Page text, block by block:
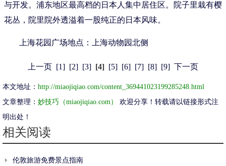
与开发。浦东地区最高档的日本人集中居住区。院子里栽有樱
花丛，院里院外透溢着一股纯正的日本风味。
上海花园广场地点：上海动物园北侧
上一页 [1] [2] [3] [4] [5] [6] [7] [8] [9] 下一页
本文地址： http://miaojiqiao.com/content_369441023199285248.html
文章整理： 妙技巧（miaojiqiao.com）
欢迎分享！转载请以链接形式注
明出处！
相关阅读
伦敦旅游免费景点指南